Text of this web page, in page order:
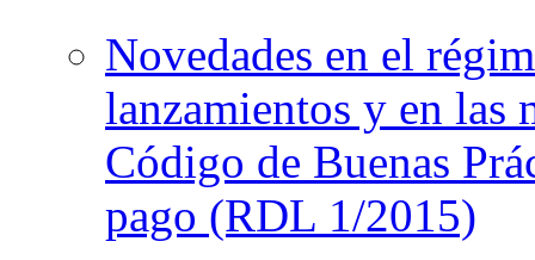
Novedades en el
lanzamientos y en las
Código de Buenas
pago (RDL 1/2015)